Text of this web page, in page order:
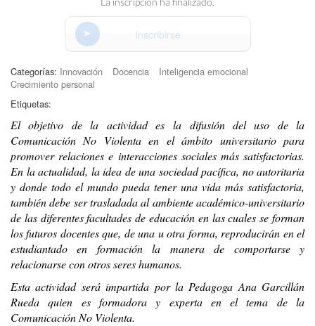
Inscribirse
Categorías: Innovación Docencia
Inteligencia emocional
Crecimiento personal
Etiquetas:
El objetivo de la actividad es la difusión del uso de la
Comunicación No Violenta en el ámbito universitario para
promover relaciones e interacciones sociales más satisfactorias.
En la actualidad, la idea de una sociedad pacífica, no autoritaria
y donde todo el mundo pueda tener una vida más satisfactoria,
también debe ser trasladada al ambiente académico-universitario
de las diferentes facultades de educación en las cuales se forman
los futuros docentes que, de una u otra forma, reproducirán en el
estudiantado en formación la manera de comportarse y
relacionarse con otros seres humanos.
Esta actividad será impartida por la Pedagoga Ana Garcillán
Rueda quien es formadora y experta en el tema de la
Comunicación No Violenta.